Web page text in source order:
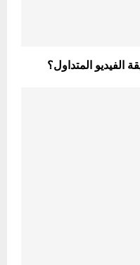
الفيديو المتداول؟